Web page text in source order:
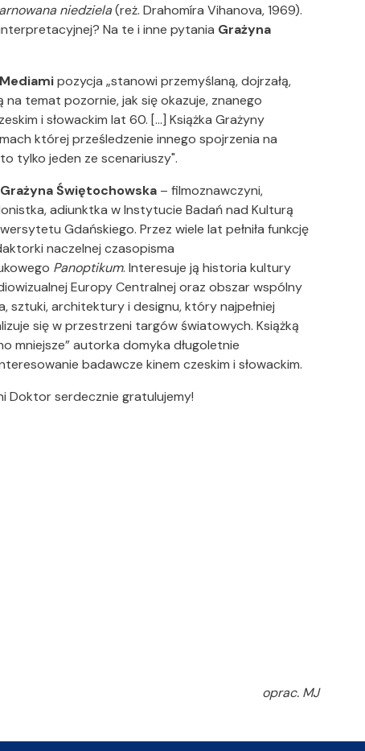
niedziela(reż. Drahomíra Vihanova, 1969).
Na te i inne pytania Grażyna
pozycja „stanowi przemyślaną, dojrzałą,
temat pozornie, jak się okazuje, znanego
i słowackim lat 60. [...] Książka Grażyny
której prześledzenie innego spojrzenia na
tylko jeden ze scenariuszy".
Świętochowska – filmoznawczyni,
adiunktka w Instytucie Badań nad Kulturą
Gdańskiego. Przez wiele lat pełniła funkcję
naczelnej czasopisma
Panoptikum. Interesuje ją historia kultury
Europy Centralnej oraz obszar wspólny
sztuki, architektury i designu, który najpełniej
się w przestrzeni targów światowych. Książką
mniejsze” autorka domyka długoletnie
badawcze kinem czeskim i słowackim.
Doktor serdecznie gratulujemy!
oprac. MJ